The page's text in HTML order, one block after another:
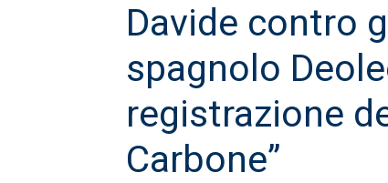
Davide contro
spagnolo
registrazione
Carbone”